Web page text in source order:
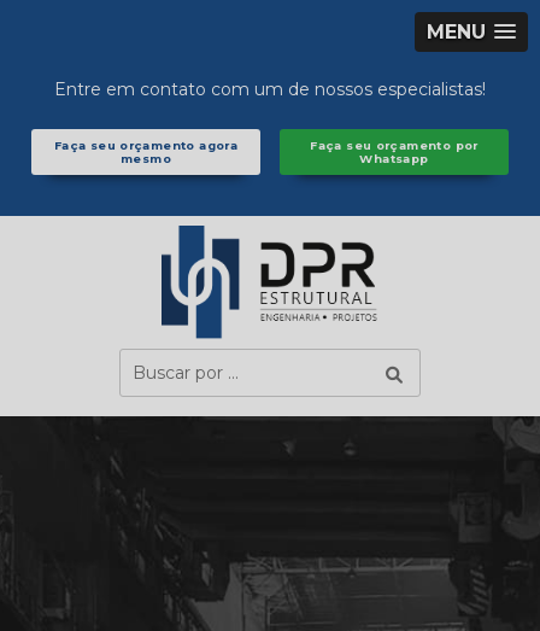
MENU
Entre em contato com um de nossos especialistas!
Faça seu orçamento agora
mesmo
Faça seu orçamento por
Whatsapp